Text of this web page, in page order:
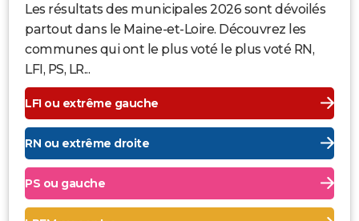
Les résultats des municipales 2026 sont dévoilés
partout dans le Maine-et-Loire. Découvrez les
communes qui ont le plus voté le plus voté RN,
LFI, PS, LR...
LFI ou extrême gauche
RN ou extrême droite
PS ou gauche